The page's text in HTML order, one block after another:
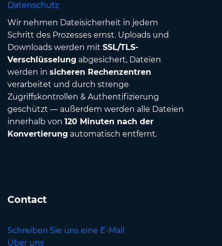
Datenschutz
Wir nehmen Dateisicherheit in jedem
Schritt des Prozesses ernst. Uploads und
Downloads werden mit SSL/TLS-
Verschlüsselung abgesichert, Dateien
werden in sicheren Rechenzentren
verarbeitet und durch strenge
Zugriffskontrollen & Authentifizierung
geschützt — außerdem werden alle Dateien
innerhalb von 120 Minuten nach der
Konvertierung automatisch entfernt.
Contact
Schreiben Sie uns eine E-Mail
Über uns